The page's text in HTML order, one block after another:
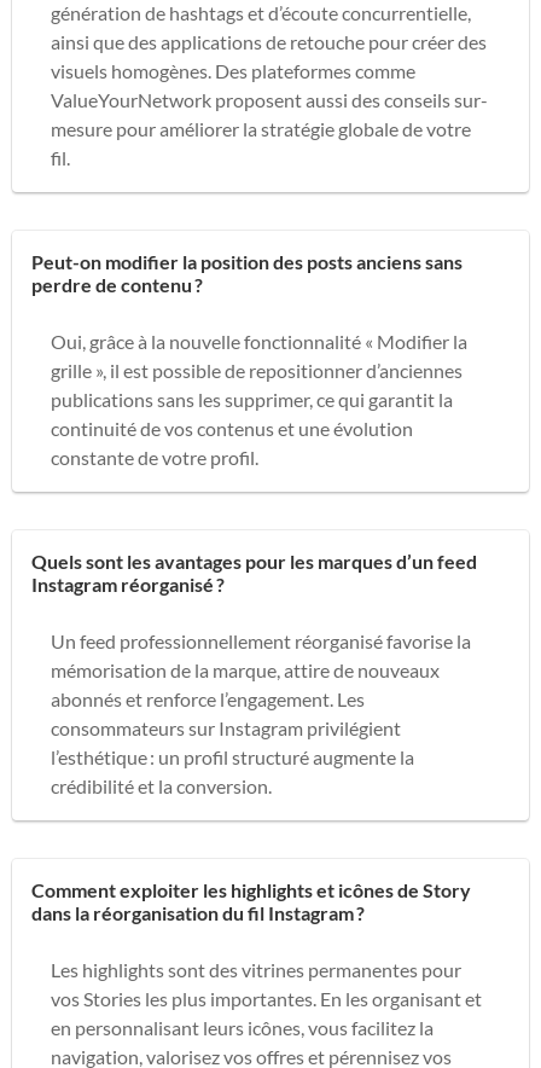
génération de hashtags et d’écoute concurrentielle,
ainsi que des applications de retouche pour créer des
visuels homogènes. Des plateformes comme
ValueYourNetwork proposent aussi des conseils sur-
mesure pour améliorer la stratégie globale de votre
fil.
Peut-on modifier la position des posts anciens sans
perdre de contenu ?
Oui, grâce à la nouvelle fonctionnalité « Modifier la
grille », il est possible de repositionner d’anciennes
publications sans les supprimer, ce qui garantit la
continuité de vos contenus et une évolution
constante de votre profil.
Quels sont les avantages pour les marques d’un feed
Instagram réorganisé ?
Un feed professionnellement réorganisé favorise la
mémorisation de la marque, attire de nouveaux
abonnés et renforce l’engagement. Les
consommateurs sur Instagram privilégient
l’esthétique : un profil structuré augmente la
crédibilité et la conversion.
Comment exploiter les highlights et icônes de Story
dans la réorganisation du fil Instagram ?
Les highlights sont des vitrines permanentes pour
vos Stories les plus importantes. En les organisant et
en personnalisant leurs icônes, vous facilitez la
navigation, valorisez vos offres et pérennisez vos